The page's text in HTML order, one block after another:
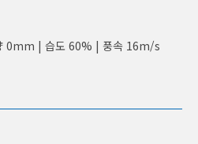
0mm | 습도 60% | 풍속 16m/s